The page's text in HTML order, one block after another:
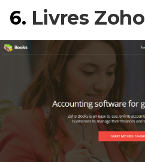
6. Livres Zoho